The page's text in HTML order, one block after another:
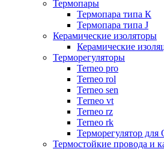
Термопары
Термопара типа К
Термопара типа J
Керамические изоляторы
Керамические
Терморегуляторы
Terneo pro
Terneo rol
Terneo sen
Тerneo vt
Terneo rz
Terneo rk
Терморегулятор
Термостойкие провода и